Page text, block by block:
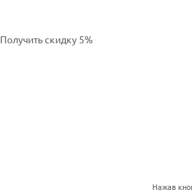
Получить скидку 5%
Нажав